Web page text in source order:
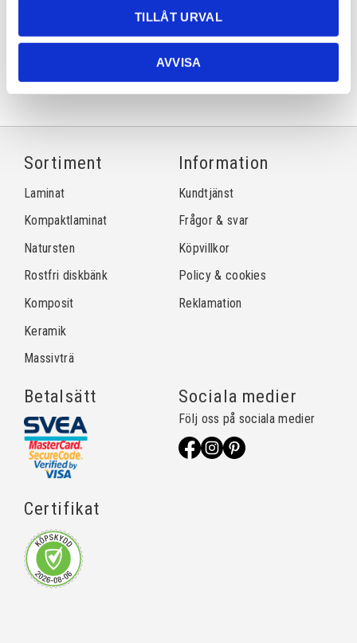
TILLÅT URVAL
AVVISA
Dela med dig
Facebook
TwitterLinkedInPinterest
Sortiment
Laminat
Kompaktlaminat
Natursten
Rostfri diskbänk
Komposit
Keramik
Massivträ
Information
Kundtjänst
Frågor & svar
Köpvillkor
Policy & cookies
Reklamation
Betalsätt
Certifikat
Sociala medier
Följ oss på sociala medier